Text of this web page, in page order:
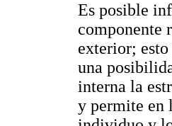
Es posible
componente
exterior;
una
interna la
y permite en